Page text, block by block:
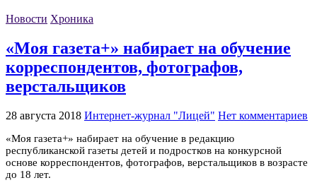
Новости Хроника
«Моя газета+» набирает на обучение
корреспондентов, фотографов,
верстальщиков
28 августа 2018 Интернет-журнал "Лицей" Нет комментариев
«Моя газета+» набирает на обучение в редакцию
республиканской газеты детей и подростков на конкурсной
основе корреспондентов, фотографов, верстальщиков в возрасте
до 18 лет.